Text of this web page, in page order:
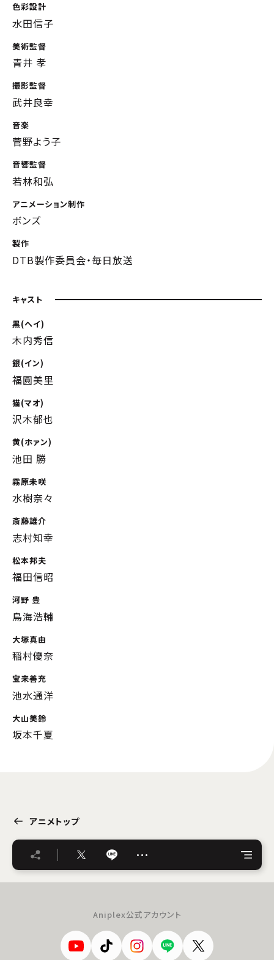
色彩設計
水田信子
美術監督
青井 孝
撮影監督
武井良幸
音楽
菅野よう子
音響監督
若林和弘
アニメーション制作
ボンズ
製作
DTB製作委員会・毎日放送
キャスト
黒(ヘイ)
木内秀信
銀(イン)
福圓美里
猫(マオ)
沢木郁也
黄(ホァン)
池田 勝
霧原未咲
水樹奈々
斎藤雄介
志村知幸
松本邦夫
福田信昭
河野 豊
鳥海浩輔
大塚真由
稲村優奈
宝来善充
池水通洋
大山美鈴
坂本千夏
アニメトップ
…
Aniplex公式アカウント